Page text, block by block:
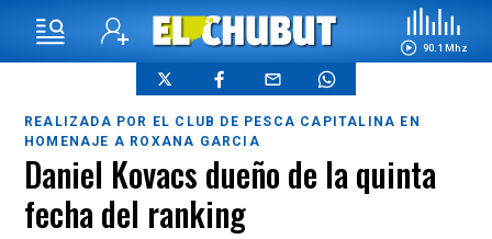
90.1 Mhz
REALIZADA POR EL CLUB DE PESCA CAPITALINA EN
HOMENAJE A ROXANA GARCIA
Daniel Kovacs dueño de la quinta
fecha del ranking